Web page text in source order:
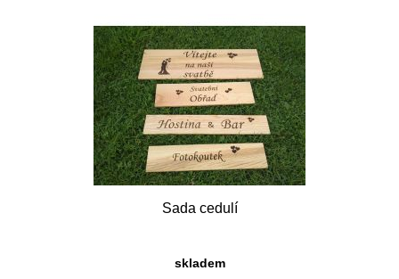
Sada cedulí
skladem